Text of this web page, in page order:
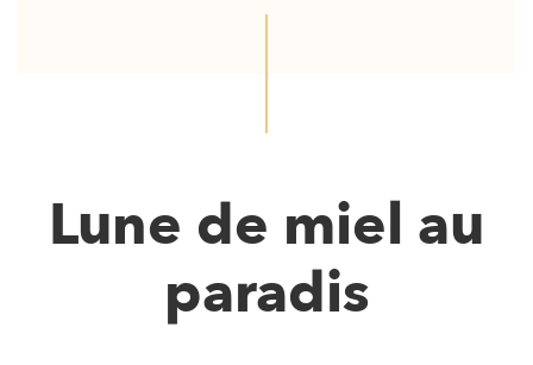
Lune de miel au
paradis